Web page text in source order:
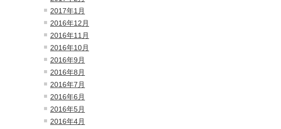
2017年1月
2016年12月
2016年11月
2016年10月
2016年9月
2016年8月
2016年7月
2016年6月
2016年5月
2016年4月